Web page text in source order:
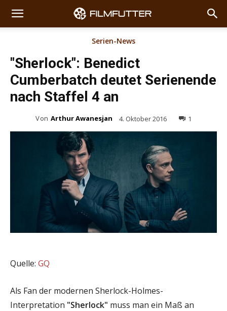
Serien-News
"Sherlock": Benedict
Cumberbatch deutet Serienende
nach Staffel 4 an
Von Arthur Awanesjan 4. Oktober 2016 1
Quelle: GQ
Als Fan der modernen Sherlock-Holmes-
Interpretation "Sherlock" muss man ein Maß an